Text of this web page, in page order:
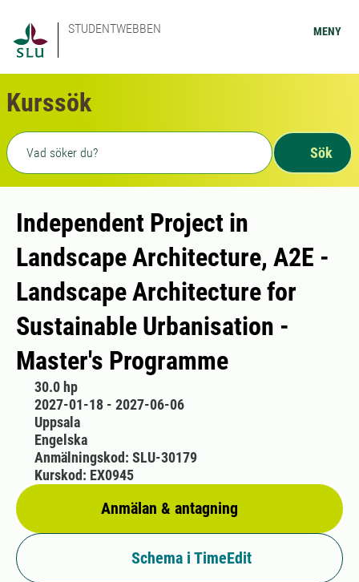
STUDENTWEBBEN MENY
Kurssök
Fritext sökning
Sök
Independent Project in
Landscape Architecture, A2E -
Landscape Architecture for
Sustainable Urbanisation -
Master's Programme
30.0 hp
2027-01-18 - 2027-06-06
Uppsala
Engelska
Anmälan & antagning
Anmälningskod: SLU-30179
Kurskod: EX0945
Schema i TimeEdit